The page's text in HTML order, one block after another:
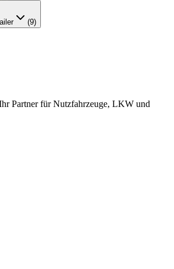
(9)
Partner für Nutzfahrzeuge, LKW und